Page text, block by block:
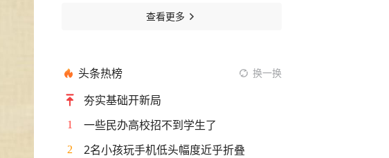
查看更多
头条热榜 换一换
夯实基础开新局
1 一些民办高校招不到学生了
2 2名小孩玩手机低头幅度近乎折叠